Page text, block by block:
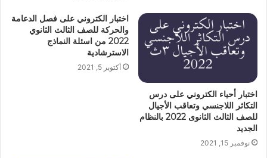
اختبار أحياء الكتروني على درس
التكاثر اللاجنسي وتعاقب الأجيال
للصف الثالث الثانوى 2022 بالنظام
الجديد
نوفمبر 15, 2021
اختبار الكتروني على فصل الدعامة
والحركة للصف الثالث الثانوي
2022 من اسئلة النماذج
الاسترشادية
أكتوبر 5, 2021